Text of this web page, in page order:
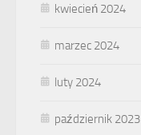
kwiecień 2024
marzec 2024
luty 2024
październik 2023